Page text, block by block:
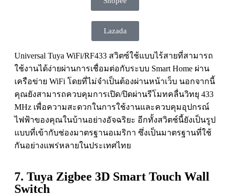
Lazada
Universal Tuya WiFi/RF433 สวิตซ์ใช้แบบไร้สายที่สามารถ
ใช้งานได้ง่ายผ่านการเชื่อมต่อกับระบบ Smart Home ผ่าน
เครือข่าย WiFi โดยที่ไม่จำเป็นต้องผ่านหน้าเว็บ นอกจากนี้
คุณยังสามารถควบคุมการเปิด/ปิดผ่านรีโมทคลื่นวิทยุ 433
MHz เพื่อความสะดวกในการใช้งานและควบคุมอุปกรณ์
ไฟฟ้าของคุณในบ้านอย่างอัจฉริยะ อีกทั้งสวิตช์นี้ยังเป็นรูป
แบบที่เข้ากับช่องมาตรฐานอเมริกา ซึ่งเป็นมาตรฐานที่ใช้
กันอย่างแพร่หลายในประเทศไทย
7. Tuya Zigbee 3D Smart Touch Wall
Switch